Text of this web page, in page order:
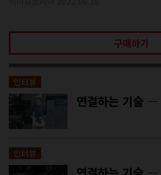
구매하기
인터뷰
인터뷰